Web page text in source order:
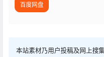
百度网盘
本站素材乃用户投稿及网上搜